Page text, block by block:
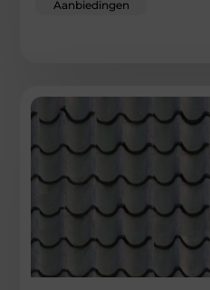
Aanbiedingen